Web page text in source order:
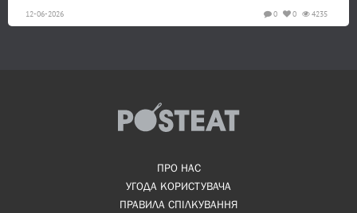
12-06-2026 4235
0
0
ПРО НАС
УГОДА КОРИСТУВАЧА
ПРАВИЛА СПІЛКУВАННЯ